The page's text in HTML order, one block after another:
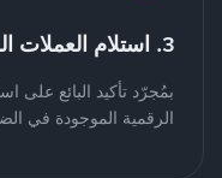
3. استلام العملات الرقمية
بمُجرّد تأكيد البائع على
الرقمية الموجودة في